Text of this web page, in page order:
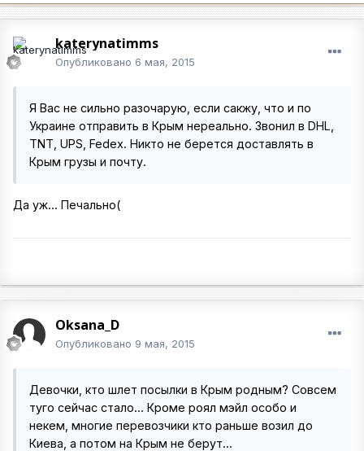
katerynatimms
Опубликовано 6 мая, 2015
Я Вас не сильно разочарую, если сакжу, что и по
Украине отправить в Крым нереально. Звонил в DHL,
TNT, UPS, Fedex. Никто не берется доставлять в
Крым грузы и почту.
Да уж... Печально(
Oksana_D
Опубликовано 9 мая, 2015
Девочки, кто шлет посылки в Крым родным? Совсем
туго сейчас стало... Кроме роял мэйл особо и
некем, многие перевозчики кто раньше возил до
Киева, а потом на Крым не берут...